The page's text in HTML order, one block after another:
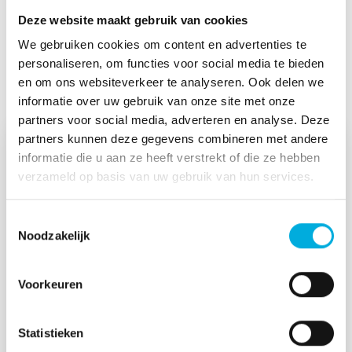
Deze website maakt gebruik van cookies
We gebruiken cookies om content en advertenties te
personaliseren, om functies voor social media te bieden
en om ons websiteverkeer te analyseren. Ook delen we
informatie over uw gebruik van onze site met onze
partners voor social media, adverteren en analyse. Deze
partners kunnen deze gegevens combineren met andere
informatie die u aan ze heeft verstrekt of die ze hebben
verzameld op basis van uw gebruik van hun services.
Noodzakelijk
Voorkeuren
Statistieken
Meer projecten
Volledige automatisering voor de
Friso Minerals bouwde in Leeuwarden een